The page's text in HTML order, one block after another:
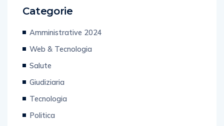
Categorie
Amministrative 2024
Web & Tecnologia
Salute
Giudiziaria
Tecnologia
Politica